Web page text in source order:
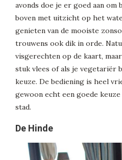
avonds doe je er goed aan
boven met uitzicht op het
genieten van de mooiste
trouwens ook dik in orde.
visgerechten op de kaart,
stuk vlees of als je vegetariër
keuze. De bediening is heel
gewoon echt een goede
stad.
De Hinde